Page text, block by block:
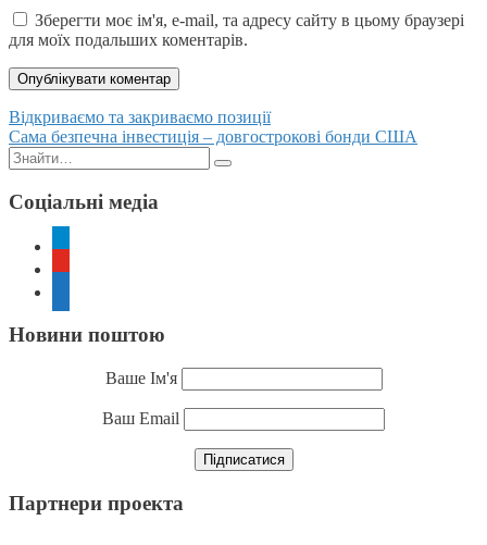
Зберегти моє ім'я, e-mail, та адресу сайту в цьому браузері
для моїх подальших коментарів.
Posts
navigation
Відкриваємо та закриваємо позиції
Сама безпечна інвестиція – довгострокові бонди США
Пошук:
Соціальні медіа
Новини поштою
Ваше Ім'я
Ваш Email
Партнери проекта